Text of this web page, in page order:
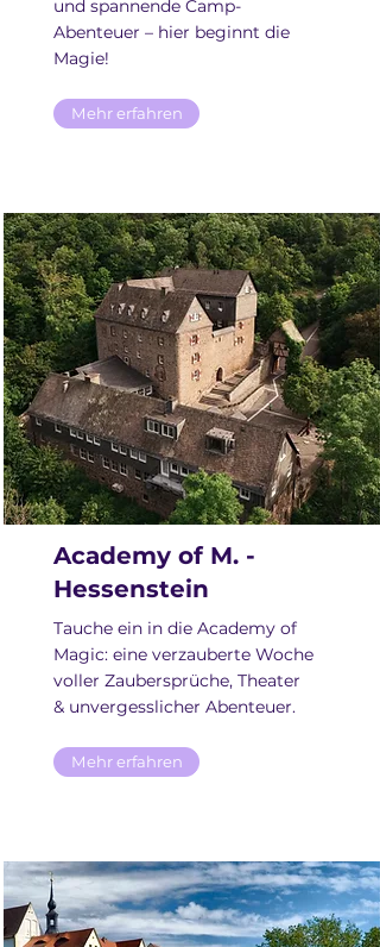
und spannende Camp-
Abenteuer – hier beginnt die
Magie!
Mehr erfahren
Academy of M. -
Hessenstein
Tauche ein in die Academy of
Magic: eine verzauberte Woche
voller Zaubersprüche, Theater
& unvergesslicher Abenteuer.
Mehr erfahren